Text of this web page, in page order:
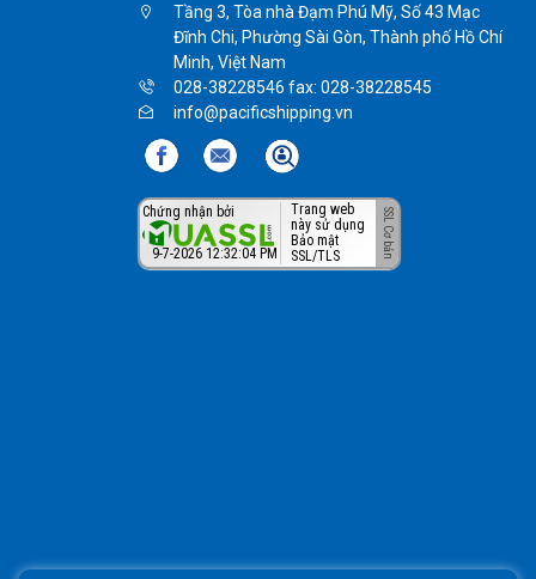
Tầng 3, Tòa nhà Đạm Phú Mỹ, Số 43 Mạc
Đĩnh Chi, Phường Sài Gòn, Thành phố Hồ Chí
Minh, Việt Nam
028-38228546 fax: 028-38228545
info@pacificshipping.vn
Chứng nhận bởi
9-7-2026 12:32:04 PM
Trang web
này sử dụng
Bảo mật
SSL/TLS